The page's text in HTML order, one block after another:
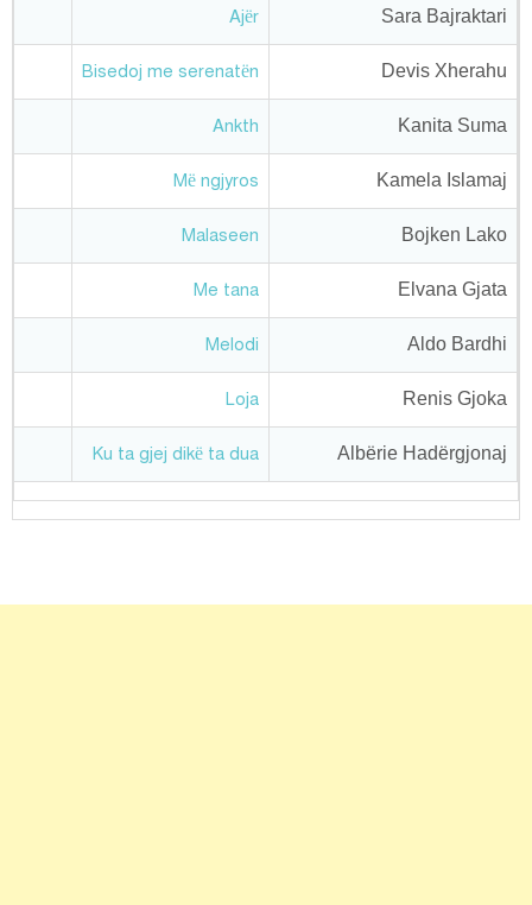
Sara Bajraktari
Ajër
Devis Xherahu
Bisedoj me serenatën
Kanita Suma
Ankth
Kamela Islamaj
Më ngjyros
Bojken Lako
Malaseen
Elvana Gjata
Me tana
Aldo Bardhi
Melodi
Renis Gjoka
Loja
Albërie Hadërgjonaj
Ku ta gjej dikë ta dua